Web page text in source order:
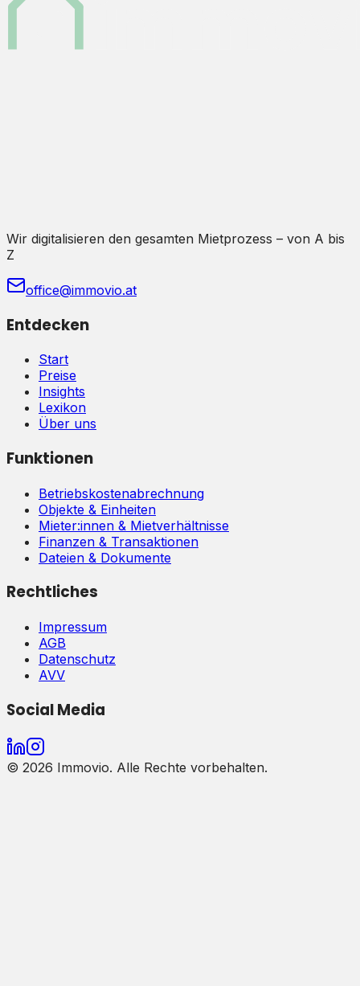
Wir digitalisieren den gesamten Mietprozess – von A bis
Z
office@immovio.at
Entdecken
Start
Preise
Insights
Lexikon
Über uns
Funktionen
Betriebskostenabrechnung
Objekte & Einheiten
Mieter:innen & Mietverhältnisse
Finanzen & Transaktionen
Dateien & Dokumente
Rechtliches
Impressum
AGB
Datenschutz
AVV
Social Media
© 2026 Immovio. Alle Rechte vorbehalten.